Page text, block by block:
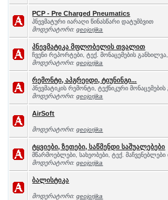
PCP - Pre Charged Pneumatics
პნევმატური იარაღი წინასწარი დატუმბვით
მოდერატორი:geojorjika
პნევმატიკა მფლობელის თვალით
ჩვენი რეპორტები, ტექ. მონაცემების
მოდერატორი:geojorjika
რემონტი, აპგრეიდი, ტიუნინგი...
პნევმატიკის რემონტი, ტექნიკური
მოდერატორი:geojorjika
AirSoft
მოდერატორი:geojorjika
ტყვიები, ზეთები, საწმენდი საშუალებები
მწარმოებლები, სახეობები, ტექ.
მოდერატორი:geojorjika
ბალისტიკა
მოდერატორი:geojorjika